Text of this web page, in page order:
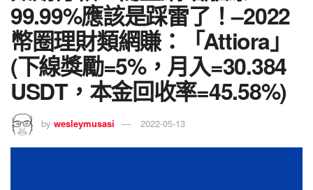
99.99%應該是踩雷了！–2022
幣圈理財類網賺：「Attiora」
(下線獎勵=5%，月入=30.384
USDT，本金回收率=45.58%)
by wesleymusasi 2022-05-13